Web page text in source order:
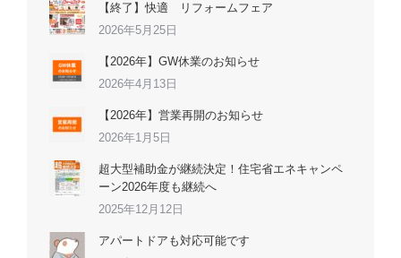
【終了】快適 リフォームフェア
2026年5月25日
【2026年】GW休業のお知らせ
2026年4月13日
【2026年】営業再開のお知らせ
2026年1月5日
超大型補助金が継続決定！住宅省エネキャンペ
ーン2026年度も継続へ
2025年12月12日
アパートドアも対応可能です